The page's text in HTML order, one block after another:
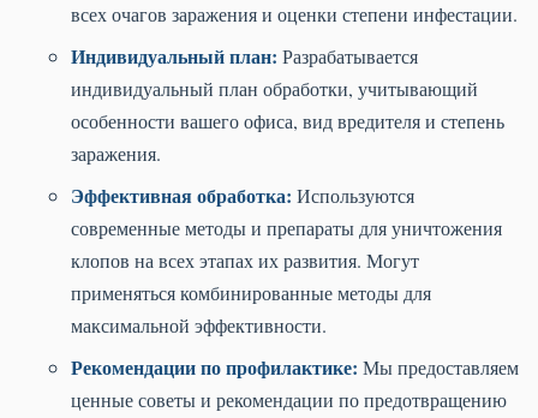
всех очагов заражения и оценки степени инфестации.
Индивидуальный план: Разрабатывается
индивидуальный план обработки, учитывающий
особенности вашего офиса, вид вредителя и степень
заражения.
Эффективная обработка: Используются
современные методы и препараты для уничтожения
клопов на всех этапах их развития. Могут
применяться комбинированные методы для
максимальной эффективности.
Рекомендации по профилактике: Мы предоставляем
ценные советы и рекомендации по предотвращению